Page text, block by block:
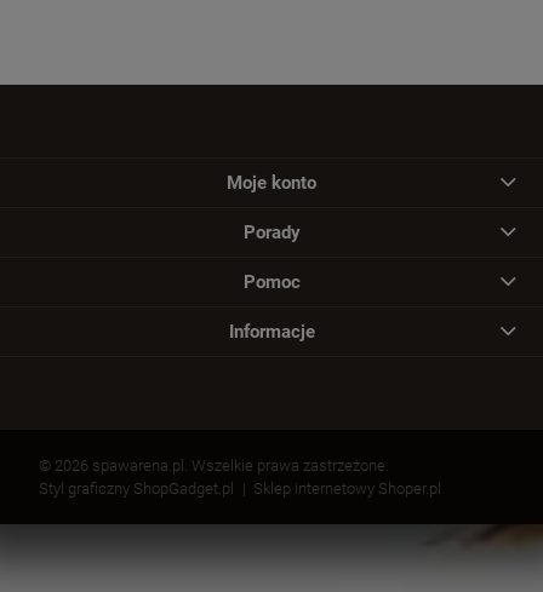
Moje konto
Porady
Pomoc
Informacje
© 2026 spawarena.pl. Wszelkie prawa zastrzeżone.
Styl graficzny ShopGadget.pl
Sklep internetowy Shoper.pl